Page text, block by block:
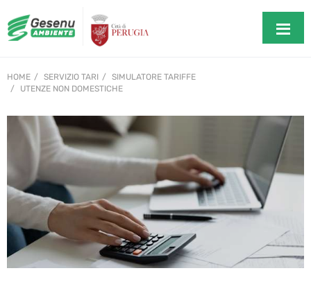
HOME SERVIZIO TARI
SIMULATORE TARIFFE
UTENZE NON DOMESTICHE